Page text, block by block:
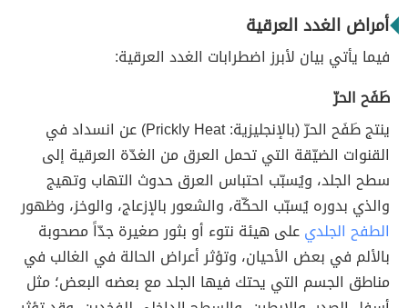
أمراض الغدد العرقية
فيما يأتي بيان لأبرز اضطرابات الغدد العرقية:
طَفَح الحرّ
ينتج طَفَح الحرّ (بالإنجليزية: Prickly Heat) عن انسداد في
القنوات الضيّقة التي تحمل العرق من الغدّة العرقية إلى
سطح الجلد، ويُسبّب احتباس العرق حدوث التهاب وتهيج
والذي بدوره يُسبّب الحكّة، والشعور بالإزعاج، والوخز، وظهور
الطفح الجلديعلى هيئة نتوء أو بثور صغيرة جدّاً مصحوبة
بالألم في بعض الأحيان، وتؤثر أعراض الحالة في الغالب في
مناطق الجسم التي يحتك فيها الجلد مع بعضه البعض؛ مثل